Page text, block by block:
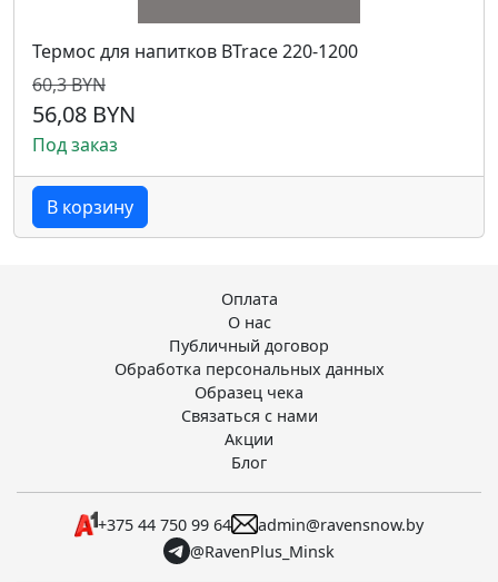
Термос для напитков BTrace 220-1200
60,3 BYN
56,08 BYN
Под заказ
В корзину
Оплата
О нас
Публичный договор
Обработка персональных данных
Образец чека
Связаться с нами
Акции
Блог
+375 44 750 99 64
admin@ravensnow.by
@RavenPlus_Minsk